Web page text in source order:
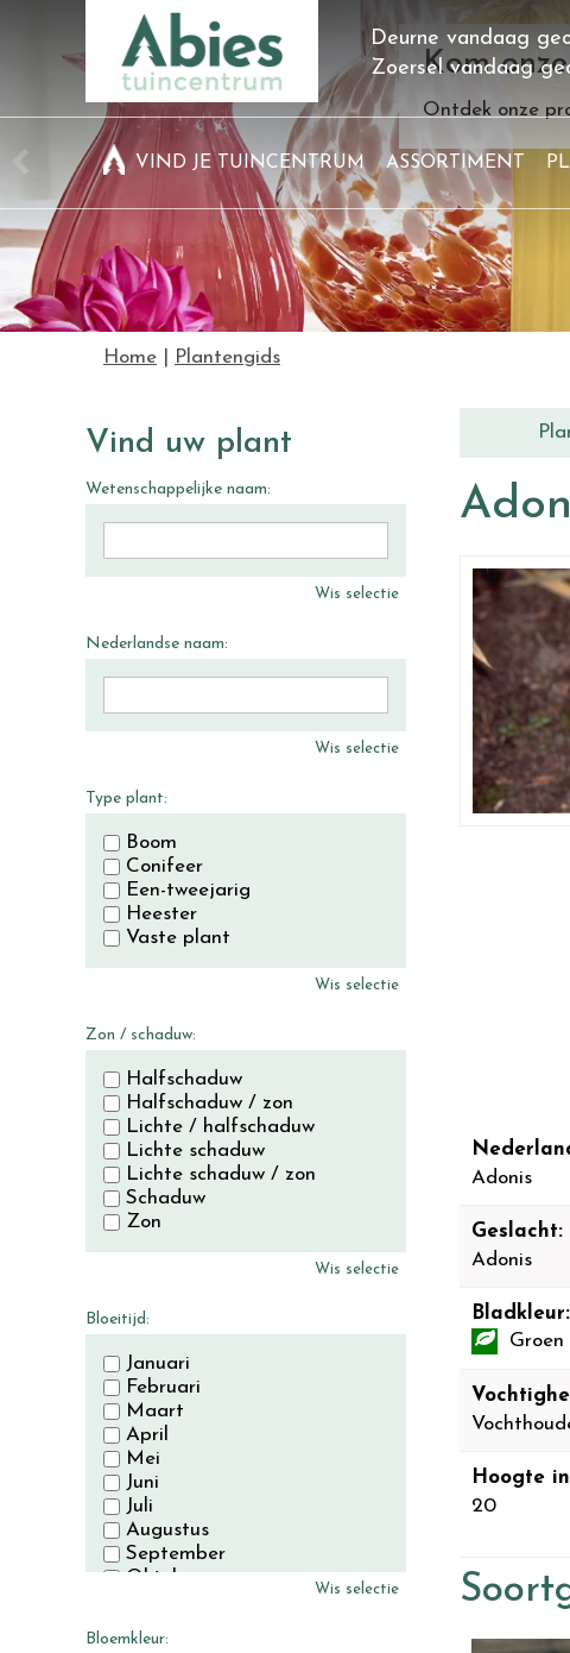
Kom
Ontdek onze
Home Plantengids
Deurne vandaag
Zoersel vandaag
VIND JE TUINCENTRUM ASSORTIMENT
Adonis
Geslacht:
Adonis
Bladkleur:
Groen
Hoogte
20
Vind uw plant
Wetenschappelijke naam:
Wis selectie
Nederlandse naam:
Wis selectie
Type plant:
Boom
Conifeer
Een-tweejarig
Heester
Vaste plant
Wis selectie
Zon / schaduw:
Halfschaduw
Halfschaduw / zon
Lichte / halfschaduw
Lichte schaduw
Lichte schaduw / zon
Schaduw
Zon
Wis selectie
Bloeitijd:
Januari
Februari
Maart
April
Mei
Juni
Juli
Augustus
September
Oktober
Wis selectie
Bloemkleur: